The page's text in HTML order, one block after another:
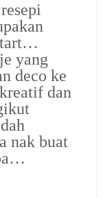
tart…
yang
deco ke
dan
nak buat